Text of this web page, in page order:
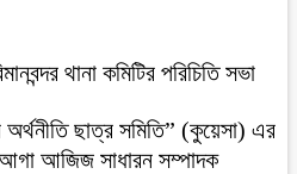
থানা কমিটির পরিচিতি সভা
অর্থনীতি ছাত্র সমিতি” (কুয়েসা) এর
আগা আজিজ সাধারন সম্পাদক